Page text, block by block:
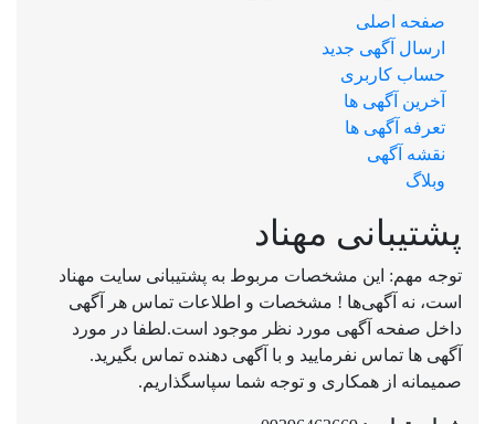
صفحه اصلی
ارسال‌ آگهی جدید
حساب کاربری
آخرین آگهی ها
تعرفه آگهی ها
نقشه آگهی
وبلاگ
پشتیبانی مهناد
توجه مهم: این مشخصات مربوط به پشتیبانی سایت مهناد
است، نه آگهی‌ها ! مشخصات و اطلاعات تماس هر آگهی
داخل صفحه آگهی مورد نظر موجود است.لطفا در مورد
آگهی ها تماس نفرمایید و با آگهی دهنده تماس بگیرید.
صمیمانه از همکاری و توجه شما سپاسگذاریم.